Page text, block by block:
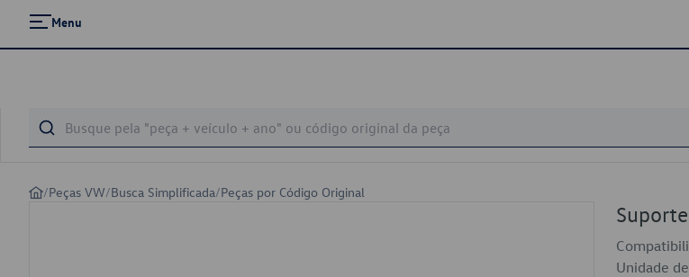
Menu
/Peças VW/Busca Simplificada/Peças por Código Original
Unidade